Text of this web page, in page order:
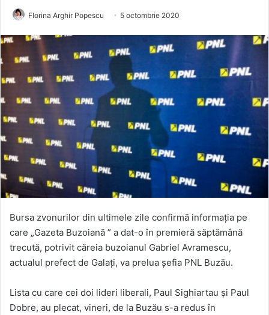
Florina Arghir Popescu 5 octombrie 2020
Bursa zvonurilor din ultimele zile confirmă informația pe
care „Gazeta Buzoiană ” a dat-o în premieră săptămână
trecută, potrivit căreia buzoianul Gabriel Avramescu,
actualul prefect de Galați, va prelua șefia PNL Buzău.
Lista cu care cei doi lideri liberali, Paul Sighiartau și Paul
Dobre, au plecat, vineri, de la Buzău s-a redus în